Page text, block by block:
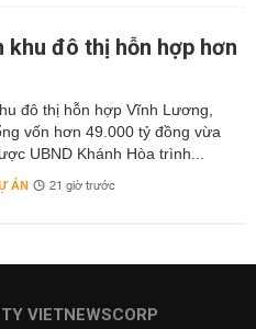
khu đô thị hỗn hợp hơn
đô thị hỗn hợp Vĩnh Lương,
vốn hơn 49.000 tỷ đồng vừa
UBND Khánh Hòa trình...
ÁN 21 giờ trước
VIETNEWSCORP